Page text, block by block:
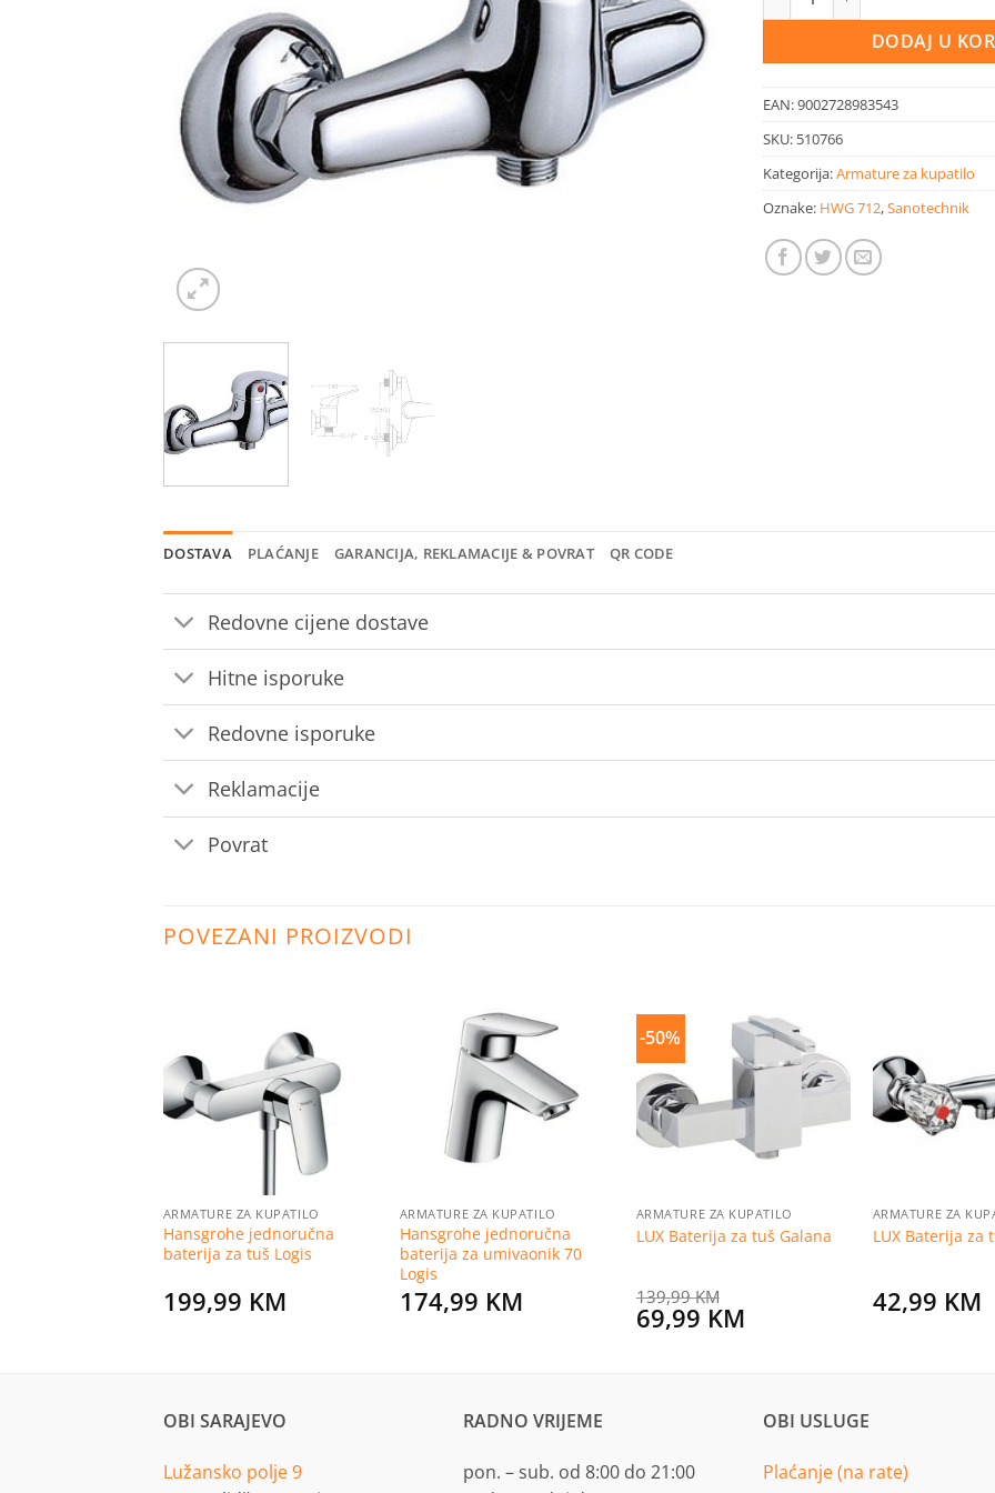
DODAJ U
EAN:9002728983543
SKU: 510766
Kategorija:Armature za kupatilo
Oznake: HWG 712,Sanotechnik
DOSTAVA PLAĆANJE GARANCIJA, REKLAMACIJE & POVRAT QR CODE
Redovne cijene dostave
Hitne isporuke
Redovne isporuke
Reklamacije
Povrat
POVEZANI PROIZVODI
listu
želja
ARMATURE ZA KUPATILO
Hansgrohe jednoručna
baterija za tuš Logis
199,99 KM
želja
ARMATURE ZA KUPATILO
Hansgrohe jednoručna
baterija za umivaonik 70
Logis
174,99 KM
-50%
Dodaj
na
listu
želja
ARMATURE ZA KUPATILO
LUX Baterija za tuš Galana
139,99KM
Original
price
69,99 KMCurrent
ARMATURE ZA
LUX Baterija za
42,99 KM
OBI SARAJEVO
Lužansko polje 9
RADNO VRIJEME
pon. – sub. od 8:00 do 21:00
OBI USLUGE
Plaćanje (na rate)